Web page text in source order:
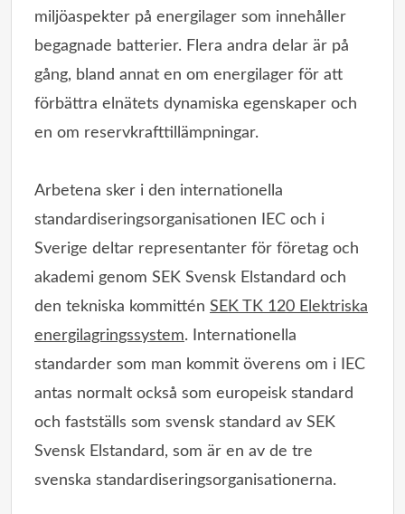
miljöaspekter på energilager som innehåller
begagnade batterier. Flera andra delar är på
gång, bland annat en om energilager för att
förbättra elnätets dynamiska egenskaper och
en om reservkrafttillämpningar.
Arbetena sker i den internationella
standardiseringsorganisationen IEC och i
Sverige deltar representanter för företag och
akademi genom SEK Svensk Elstandard och
den tekniska kommittén SEK TK 120 Elektriska
energilagringssystem. Internationella
standarder som man kommit överens om i IEC
antas normalt också som europeisk standard
och fastställs som svensk standard av SEK
Svensk Elstandard, som är en av de tre
svenska standardiseringsorganisationerna.